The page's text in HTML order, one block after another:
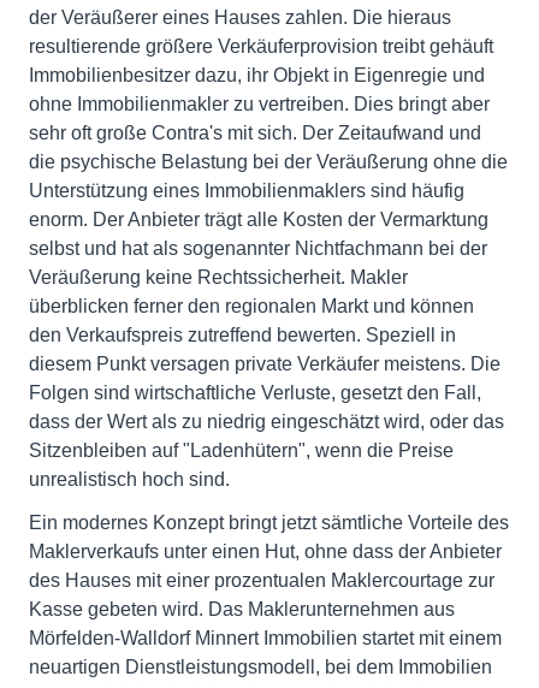
der Veräußerer eines Hauses zahlen. Die hieraus
resultierende größere Verkäuferprovision treibt gehäuft
Immobilienbesitzer dazu, ihr Objekt in Eigenregie und
ohne Immobilienmakler zu vertreiben. Dies bringt aber
sehr oft große Contra's mit sich. Der Zeitaufwand und
die psychische Belastung bei der Veräußerung ohne die
Unterstützung eines Immobilienmaklers sind häufig
enorm. Der Anbieter trägt alle Kosten der Vermarktung
selbst und hat als sogenannter Nichtfachmann bei der
Veräußerung keine Rechtssicherheit. Makler
überblicken ferner den regionalen Markt und können
den Verkaufspreis zutreffend bewerten. Speziell in
diesem Punkt versagen private Verkäufer meistens. Die
Folgen sind wirtschaftliche Verluste, gesetzt den Fall,
dass der Wert als zu niedrig eingeschätzt wird, oder das
Sitzenbleiben auf "Ladenhütern", wenn die Preise
unrealistisch hoch sind.
Ein modernes Konzept bringt jetzt sämtliche Vorteile des
Maklerverkaufs unter einen Hut, ohne dass der Anbieter
des Hauses mit einer prozentualen Maklercourtage zur
Kasse gebeten wird. Das Maklerunternehmen aus
Mörfelden-Walldorf Minnert Immobilien startet mit einem
neuartigen Dienstleistungsmodell, bei dem Immobilien